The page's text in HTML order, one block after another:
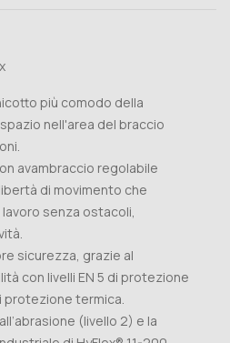
più comodo della
nell'area del braccio
avambraccio regolabile
di movimento che
senza ostacoli,
sicurezza, grazie al
con livelli EN 5 di protezione
protezione termica.
(livello 2) e la